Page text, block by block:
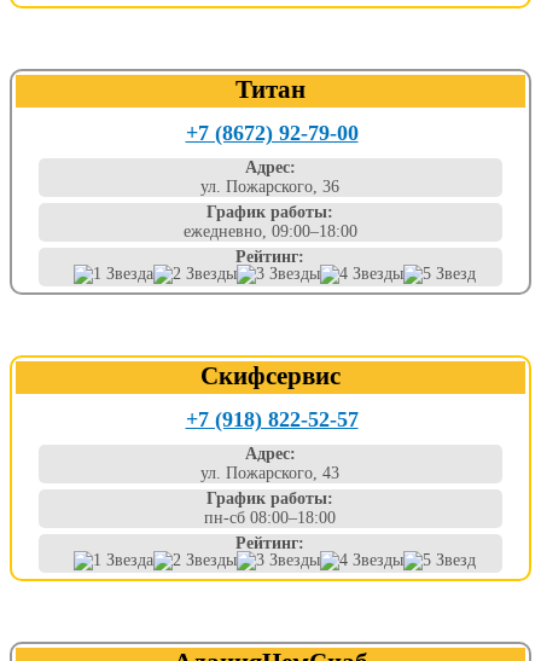
Титан
+7 (8672) 92-79-00
Адрес:
ул. Пожарского, 36
График работы:
ежедневно, 09:00–18:00
Рейтинг:
Скифсервис
+7 (918) 822-52-57
Адрес:
ул. Пожарского, 43
График работы:
пн-сб 08:00–18:00
Рейтинг: